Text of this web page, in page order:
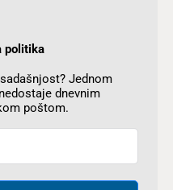
politika
Jednom
dnevnim
poštom.